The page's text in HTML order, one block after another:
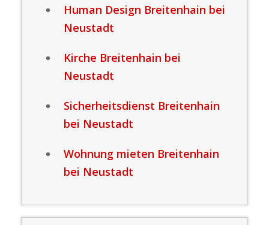
Human Design Breitenhain bei
Neustadt
Kirche Breitenhain bei
Neustadt
Sicherheitsdienst Breitenhain
bei Neustadt
Wohnung mieten Breitenhain
bei Neustadt